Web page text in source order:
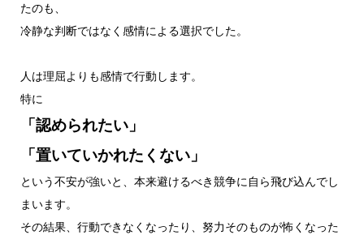
たのも、
冷静な判断ではなく感情による選択でした。
人は理屈よりも感情で行動します。
特に
「認められたい」
「置いていかれたくない」
という不安が強いと、本来避けるべき競争に自ら飛び込んでし
まいます。
その結果、行動できなくなったり、努力そのものが怖くなった